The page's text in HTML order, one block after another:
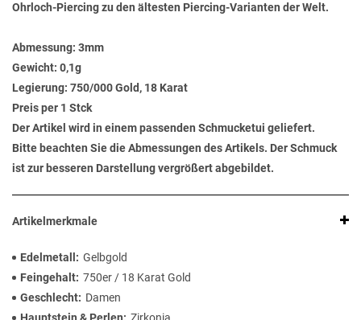
Ohrloch-Piercing zu den ältesten Piercing-Varianten der Welt.
Abmessung: 3mm
Gewicht: 0,1g
Legierung: 750/000 Gold, 18 Karat
Preis per 1 Stck
Der Artikel wird in einem passenden Schmucketui geliefert.
Bitte beachten Sie die Abmessungen des Artikels. Der Schmuck
ist zur besseren Darstellung vergrößert abgebildet.
Artikelmerkmale
Edelmetall
Gelbgold
Feingehalt 750er / 18 Karat Gold
Geschlecht
Damen